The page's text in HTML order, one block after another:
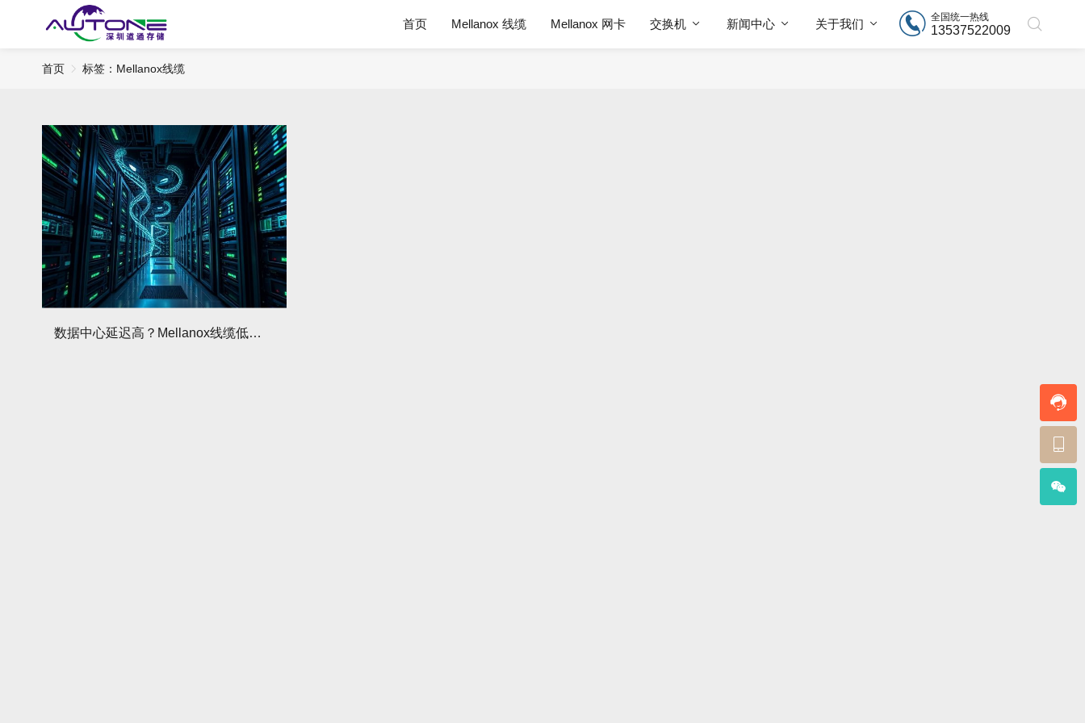
首页 Mellanox 线缆 Mellanox 网卡 交换机 新闻中心 关于我们
全国统一热线
13537522009
首页 标签：​Mellanox线缆
数据中心延迟高？Mellanox线缆低延迟方案真的好用吗？